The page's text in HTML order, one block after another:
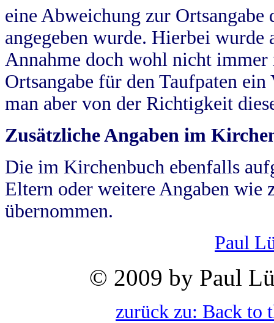
eine Abweichung zur
angegeben wurde. Hierbei wurde
Annahme doch wohl nicht
Ortsangabe für den Taufpaten
man aber von der Richtigkeit
Zusätzliche Angaben im
Die im Kirchenbuch ebenfalls
Eltern oder weitere Angaben wie
übernommen.
Paul
© 2009 by Paul
zurück zu: Back to